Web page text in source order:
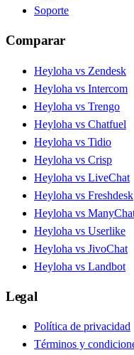
Soporte
Comparar
Heyloha vs Zendesk
Heyloha vs Intercom
Heyloha vs Trengo
Heyloha vs Chatfuel
Heyloha vs Tidio
Heyloha vs Crisp
Heyloha vs LiveChat
Heyloha vs Freshdesk
Heyloha vs
Heyloha vs Userlike
Heyloha vs JivoChat
Heyloha vs Landbot
Legal
Política de privacidad
Términos y